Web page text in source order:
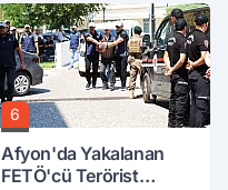
6
Afyon'da Yakalanan
FETÖ'cü Terörist